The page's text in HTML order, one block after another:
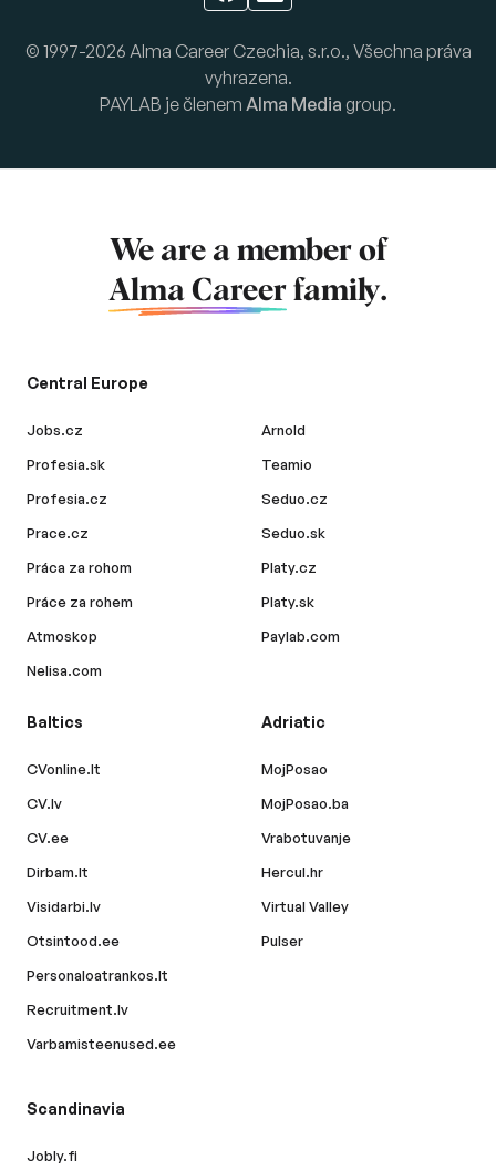
© 1997-2026 Alma Career Czechia, s.r.o., Všechna práva
vyhrazena.
PAYLAB je členem Alma Media group.
We are a member of
Alma Career family.
Central Europe
Jobs.cz
Profesia.sk
Profesia.cz
Prace.cz
Práca za rohom
Práce za rohem
Atmoskop
Nelisa.com
Arnold
Teamio
Seduo.cz
Seduo.sk
Platy.cz
Platy.sk
Paylab.com
Baltics
CVonline.lt
CV.lv
CV.ee
Dirbam.lt
Visidarbi.lv
Otsintood.ee
Personaloatrankos.lt
Recruitment.lv
Varbamisteenused.ee
Adriatic
MojPosao
MojPosao.ba
Vrabotuvanje
Hercul.hr
Virtual Valley
Pulser
Scandinavia
Jobly.fi